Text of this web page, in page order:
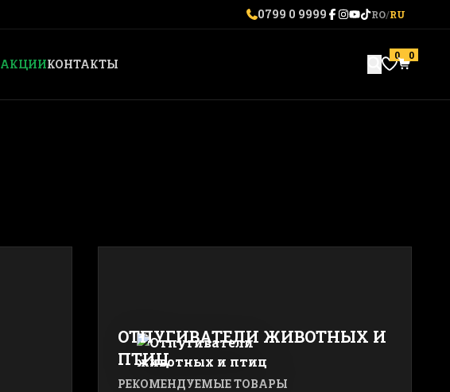
0799 0 9999 RO/RU
АКЦИИКОНТАКТЫ
0 0
ОТПУГИВАТЕЛИ ЖИВОТНЫХ И
ПТИЦ
РЕКОМЕНДУЕМЫЕ ТОВАРЫ